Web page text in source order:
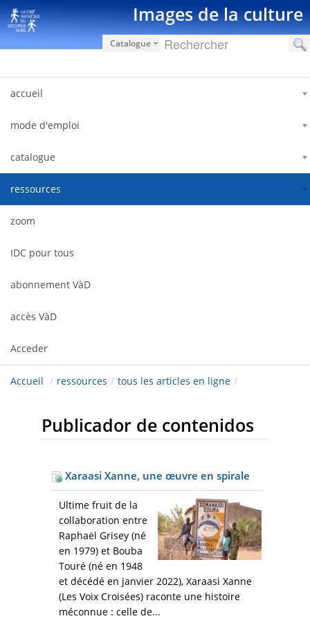
Saltar al contenido Images de la culture
Catalogue
accueil
mode d'emploi
catalogue
ressources
zoom
IDC pour tous
abonnement VàD
accès VàD
Acceder
Accueil / ressources / tous les articles en ligne /
Publicador de contenidos
Xaraasi Xanne, une œuvre en spirale
Ultime fruit de la
collaboration entre
Raphaël Grisey (né
en 1979) et Bouba
Touré (né en 1948
et décédé en janvier 2022), Xaraasi Xanne
(Les Voix Croisées) raconte une histoire
méconnue : celle de...